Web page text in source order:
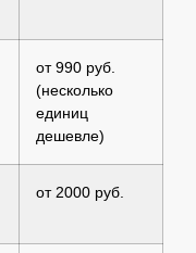
от 990 руб.
(несколько
единиц
дешевле)
от 2000 руб.